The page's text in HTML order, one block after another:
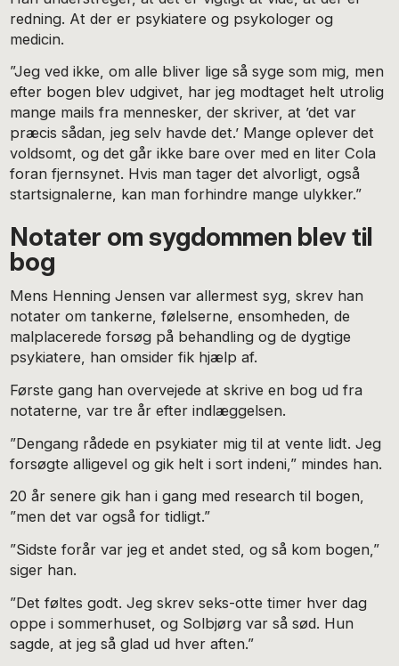
redning. At der er psykiatere og psykologer og
medicin.
”Jeg ved ikke, om alle bliver lige så syge som mig, men
efter bogen blev udgivet, har jeg modtaget helt utrolig
mange mails fra mennesker, der skriver, at ’det var
præcis sådan, jeg selv havde det.’ Mange oplever det
voldsomt, og det går ikke bare over med en liter Cola
foran fjernsynet. Hvis man tager det alvorligt, også
startsignalerne, kan man forhindre mange ulykker.”
Notater om sygdommen blev til
bog
Mens Henning Jensen var allermest syg, skrev han
notater om tankerne, følelserne, ensomheden, de
malplacerede forsøg på behandling og de dygtige
psykiatere, han omsider fik hjælp af.
Første gang han overvejede at skrive en bog ud fra
notaterne, var tre år efter indlæggelsen.
”Dengang rådede en psykiater mig til at vente lidt. Jeg
forsøgte alligevel og gik helt i sort indeni,” mindes han.
20 år senere gik han i gang med research til bogen,
”men det var også for tidligt.”
”Sidste forår var jeg et andet sted, og så kom bogen,”
siger han.
”Det føltes godt. Jeg skrev seks-otte timer hver dag
oppe i sommerhuset, og Solbjørg var så sød. Hun
sagde, at jeg så glad ud hver aften.”